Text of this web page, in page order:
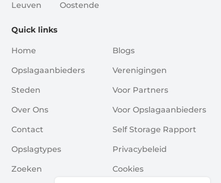
Leuven Oostende
Quick links
Home
Opslagaanbieders
Steden
Over Ons
Contact
Opslagtypes
Zoeken
Blogs
Verenigingen
Voor Partners
Voor Opslagaanbieders
Self Storage Rapport
Privacybeleid
Cookies